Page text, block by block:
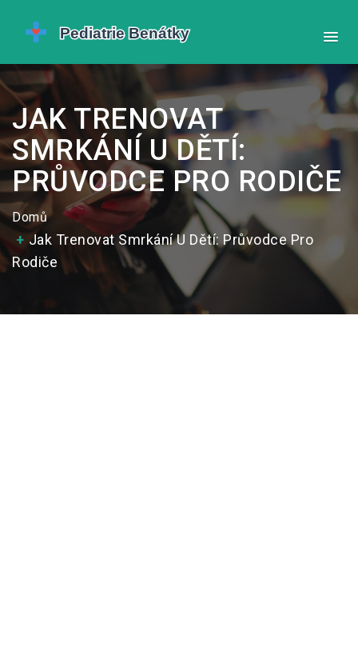
JAK TRENOVAT
SMRKÁNÍ U DĚTÍ:
PRŮVODCE PRO RODIČE
Domů
Jak Trenovat Smrkání U Dětí: Průvodce Pro
Rodiče